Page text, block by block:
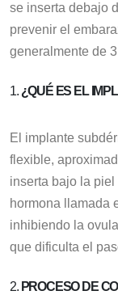
se inserta debajo
prevenir el
generalmente de
1. ¿QUÉ ES EL
El implante
flexible,
inserta bajo la
hormona llamada
inhibiendo la
que dificulta el
2. PROCESO DE